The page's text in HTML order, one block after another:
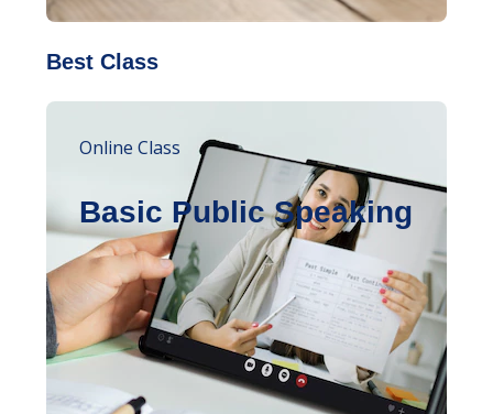
Best Class
Online Class
Basic Public Speaking